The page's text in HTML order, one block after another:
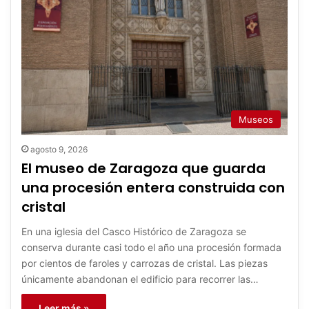
Museos
agosto 9, 2026
El museo de Zaragoza que guarda
una procesión entera construida con
cristal
En una iglesia del Casco Histórico de Zaragoza se
conserva durante casi todo el año una procesión formada
por cientos de faroles y carrozas de cristal. Las piezas
únicamente abandonan el edificio para recorrer las…